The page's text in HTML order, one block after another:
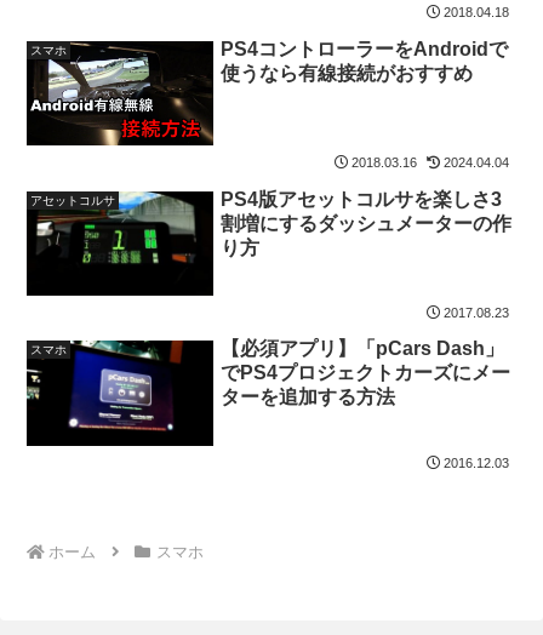
2018.04.18
スマホ
PS4コントローラーをAndroidで
使うなら有線接続がおすすめ
2018.03.16 2024.04.04
アセットコルサ
PS4版アセットコルサを楽しさ3
割増にするダッシュメーターの作
り方
2017.08.23
スマホ
【必須アプリ】「pCars Dash」
でPS4プロジェクトカーズにメー
ターを追加する方法
2016.12.03
ホーム スマホ